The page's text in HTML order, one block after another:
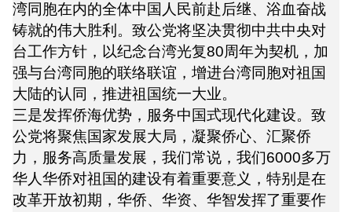
湾同胞在内的全体中国人民前赴后继、浴血奋战
铸就的伟大胜利。致公党将坚决贯彻中共中央对
台工作方针，以纪念台湾光复80周年为契机，加
强与台湾同胞的联络联谊，增进台湾同胞对祖国
大陆的认同，推进祖国统一大业。
三是发挥侨海优势，服务中国式现代化建设。致
公党将聚焦国家发展大局，凝聚侨心、汇聚侨
力，服务高质量发展，我们常说，我们6000多万
华人华侨对祖国的建设有着重要意义，特别是在
改革开放初期，华侨、华资、华智发挥了重要作